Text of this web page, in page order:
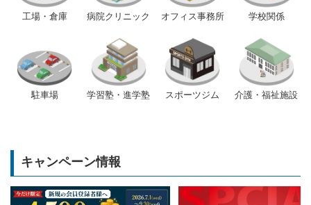
工場・倉庫 病院クリニック オフィス事務所 学校関係
駐車場 学習塾・進学塾 スポーツジム 介護・福祉施設
キャンペーン情報